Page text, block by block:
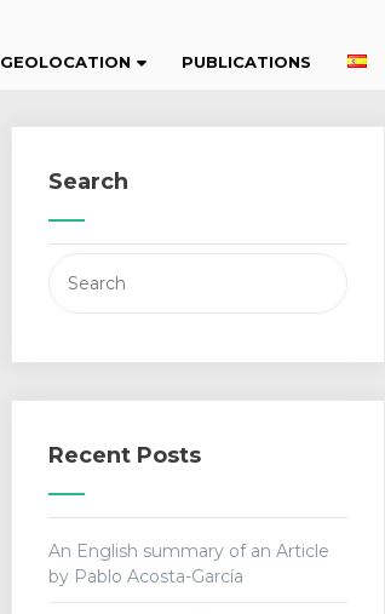
GEOLOCATION PUBLICATIONS
Search
for:
Recent Posts
An English summary of an Article
by Pablo Acosta-García